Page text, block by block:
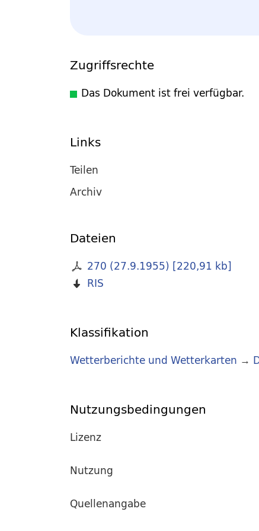
Zugriffsrechte
Das Dokument ist frei verfügbar.
Links
Teilen
Archiv
Dateien
270 (27.9.1955) [220,91 kb]
RIS
Klassifikation
Wetterberichte und Wetterkarten →
Nutzungsbedingungen
Lizenz
Nutzung
Quellenangabe